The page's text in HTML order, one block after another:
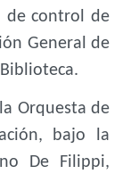
de control de
General de
Orquesta de
bajo la
De Filippi,